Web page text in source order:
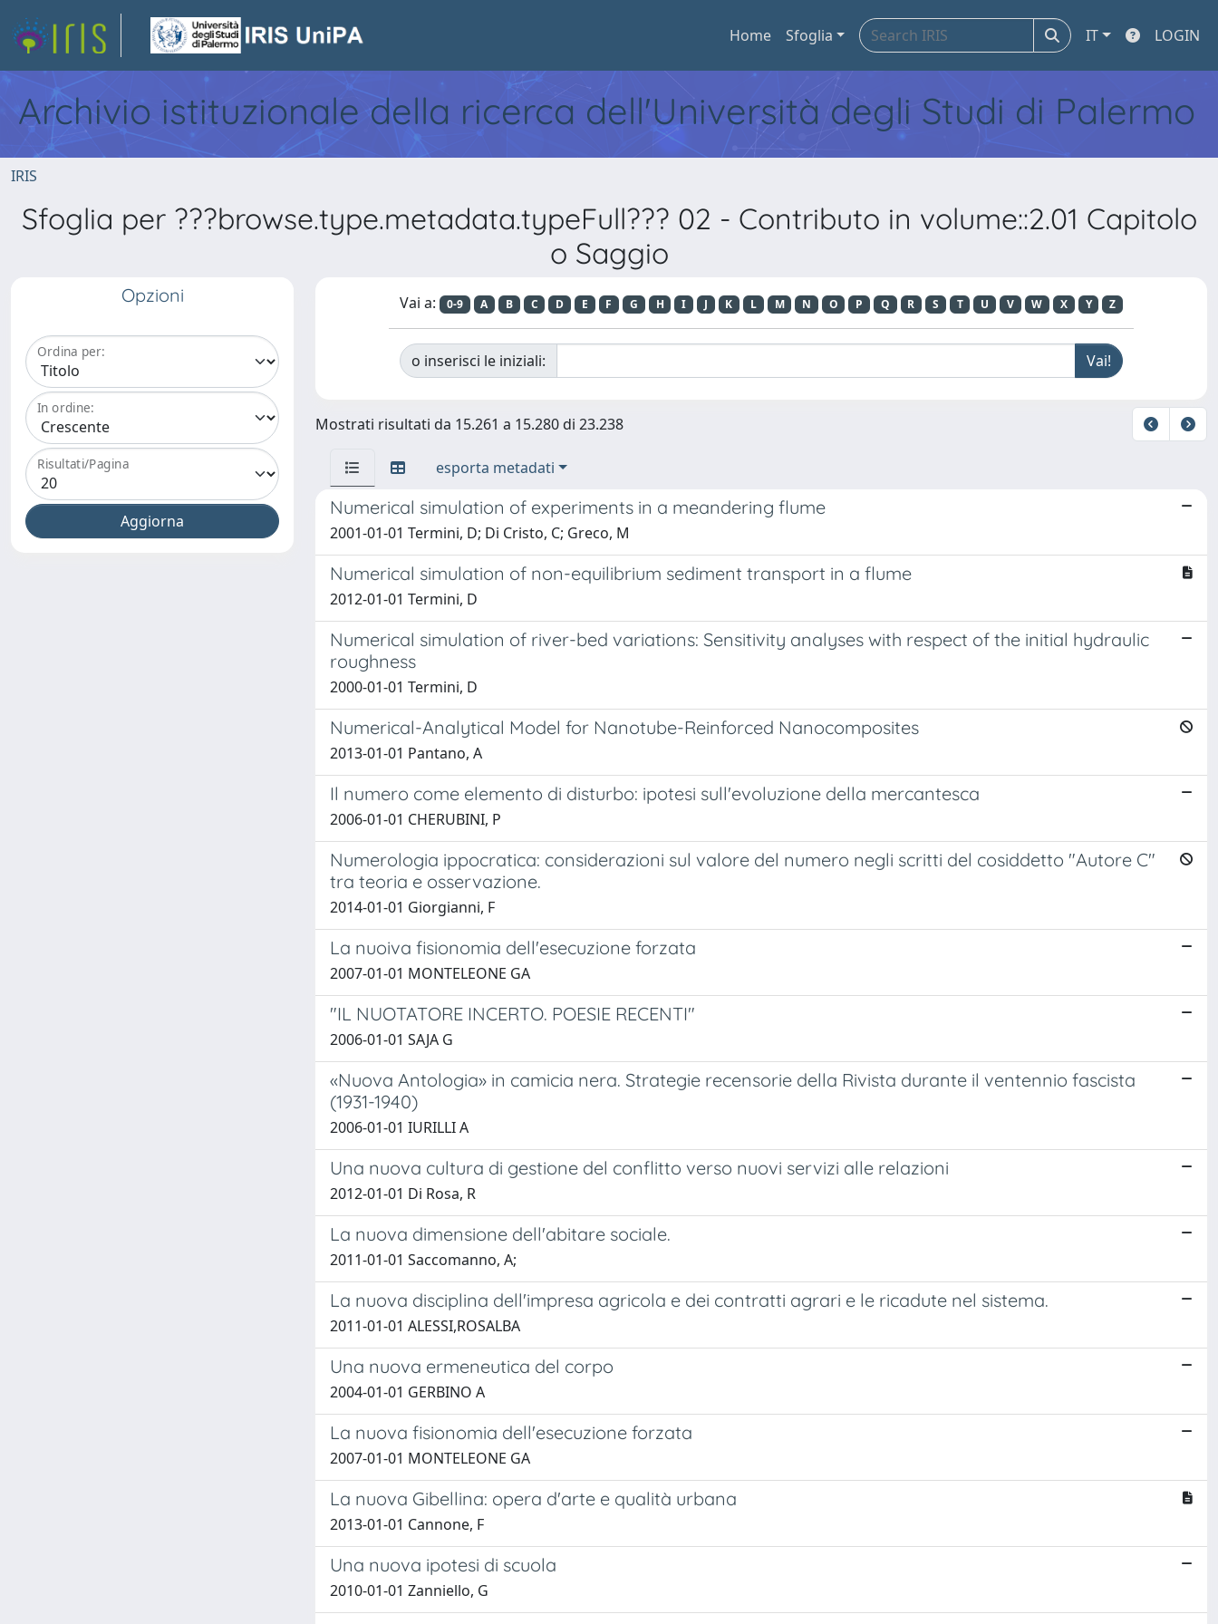
Home Sfoglia IT LOGIN
Archivio istituzionale della ricerca dell'Università degli Studi di Palermo
IRIS
Sfoglia per ???browse.type.metadata.typeFull??? 02 - Contributo in volume::2.01 Capitolo
o Saggio
Opzioni
Ordina per:
In ordine:
Risultati/Pagina
Vai a: 0-9 A B C D E F G H I J K L M N O P Q R S T U V W X Y Z
o inserisci le iniziali:
Mostrati risultati da 15.261 a 15.280 di 23.238
esporta metadati
Numerical simulation of experiments in a meandering flume
2001-01-01 Termini, D; Di Cristo, C; Greco, M
Numerical simulation of non-equilibrium sediment transport in a flume
2012-01-01 Termini, D
Numerical simulation of river-bed variations: Sensitivity analyses with respect of the initial hydraulic
roughness
2000-01-01 Termini, D
Numerical-Analytical Model for Nanotube-Reinforced Nanocomposites
2013-01-01 Pantano, A
Il numero come elemento di disturbo: ipotesi sull'evoluzione della mercantesca
2006-01-01 CHERUBINI, P
Numerologia ippocratica: considerazioni sul valore del numero negli scritti del cosiddetto "Autore C"
tra teoria e osservazione.
2014-01-01 Giorgianni, F
La nuoiva fisionomia dell'esecuzione forzata
2007-01-01 MONTELEONE GA
"IL NUOTATORE INCERTO. POESIE RECENTI"
2006-01-01 SAJA G
«Nuova Antologia» in camicia nera. Strategie recensorie della Rivista durante il ventennio fascista
(1931-1940)
2006-01-01 IURILLI A
Una nuova cultura di gestione del conflitto verso nuovi servizi alle relazioni
2012-01-01 Di Rosa, R
La nuova dimensione dell'abitare sociale.
2011-01-01 Saccomanno, A;
La nuova disciplina dell'impresa agricola e dei contratti agrari e le ricadute nel sistema.
2011-01-01 ALESSI,ROSALBA
Una nuova ermeneutica del corpo
2004-01-01 GERBINO A
La nuova fisionomia dell'esecuzione forzata
2007-01-01 MONTELEONE GA
La nuova Gibellina: opera d'arte e qualità urbana
2013-01-01 Cannone, F
Una nuova ipotesi di scuola
2010-01-01 Zanniello, G